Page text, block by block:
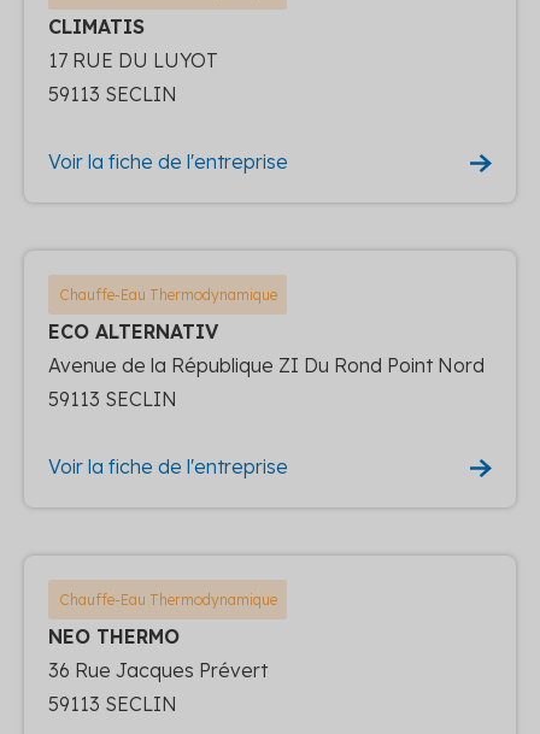
CLIMATIS
17 RUE DU LUYOT
59113 SECLIN
Voir la fiche de l'entreprise
Chauffe-Eau Thermodynamique
ECO ALTERNATIV
Avenue de la République ZI Du Rond Point Nord
59113 SECLIN
Voir la fiche de l'entreprise
Chauffe-Eau Thermodynamique
NEO THERMO
36 Rue Jacques Prévert
59113 SECLIN